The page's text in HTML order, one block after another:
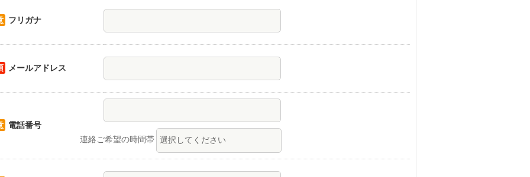
フリガナ
メールアドレス
電話番号
連絡ご希望の時間帯